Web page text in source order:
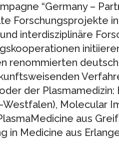
“Germany –
Forschungsprojekte
interdisziplinäre
renommierten
der
Westfalen), Molecular
aus
in Medicine aus